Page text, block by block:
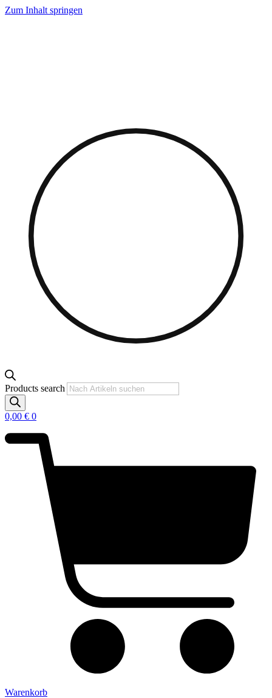
Zum Inhalt springen
Products search
0,00 € 0
Warenkorb